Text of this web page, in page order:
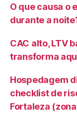
O que causa o
durante a
CAC alto, LTV
transforma
Hospedagem
checklist de
Fortaleza